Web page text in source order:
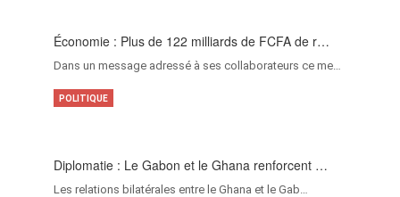
Économie : Plus de 122 milliards de FCFA de r…
Dans un message adressé à ses collaborateurs ce me…
Diplomatie : Le Gabon et le Ghana renforcent …
Les relations bilatérales entre le Ghana et le Gab…
POLITIQUE